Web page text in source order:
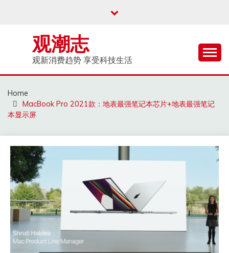
观潮志
观新消费趋势 享受科技生活
Home
MacBook Pro 2021款：地表最强笔记本芯片+地表最强笔记
本显示屏